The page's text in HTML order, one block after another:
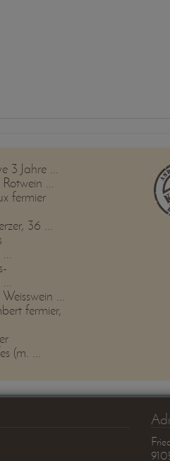
3 Jahre ...
...
fermier
36 ...
...
fermier,
(m. ...